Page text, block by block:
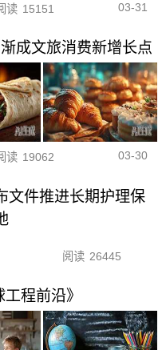
读 15151 03-31
成文旅消费新增长点
读 19062 03-30
文件推进长期护理保
阅读 26445
程前沿》